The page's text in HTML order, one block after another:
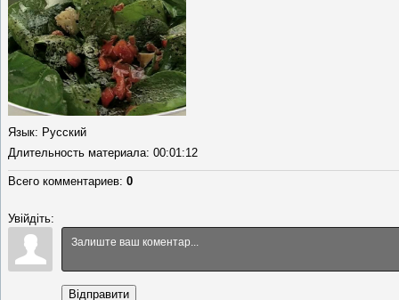
Язык: Русский
Длительность материала: 00:01:12
Всего комментариев: 0
Увійдіть:
Відправити